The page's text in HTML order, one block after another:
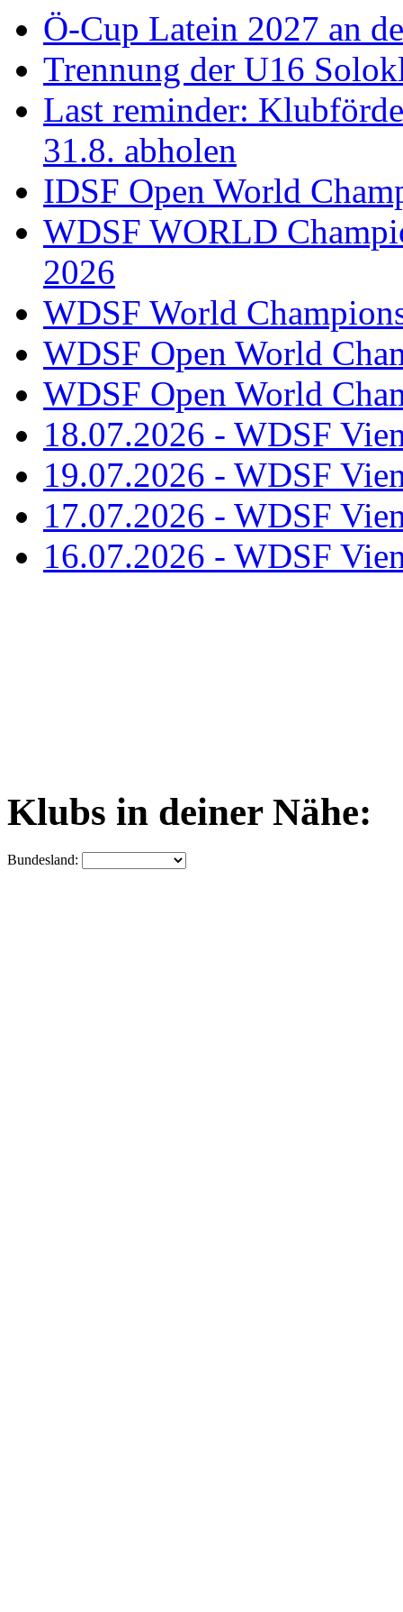
Ö-Cup Latein 2027 an
Trennung der U16
Last reminder:
31.8. abholen
IDSF Open World
WDSF WORLD
2026
WDSF World
WDSF Open World
WDSF Open World
18.07.2026 - WDSF
19.07.2026 - WDSF
17.07.2026 - WDSF
16.07.2026 - WDSF
Klubs in deiner Nähe:
Bundesland: